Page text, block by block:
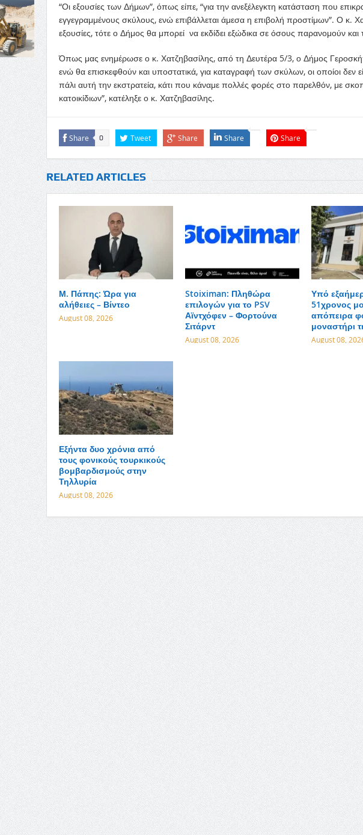
“Οι εξουσίες των Δήμων”, όπως είπε, “για την ανεξέλεγκτη κατάσταση που
εγγεγραμμένους σκύλους, ενώ επιβάλλεται άμεσα η επιβολή προστίμων”. Ο κ.
εξουσίες, τότε ο Δήμος θα μπορεί να εκδίδει εξώδικα σε όσους παρανομούν και
Όπως μας ενημέρωσε ο κ. Χατζηβασίλης, από τη Δευτέρα 5/3, ο Δήμος
ενώ θα επισκεφθούν και υποστατικά, για καταγραφή των σκύλων, οι οποίοι δεν
πάλι αυτή την εκστρατεία, κάτι που κάναμε πολλές φορές στο παρελθόν, με
κατοικίδιων”, κατέληξε ο κ. Χατζηβασίλης.
Share 0 Tweet Share Share Share
RELATED ARTICLES
Μ. Πάπης: Ώρα για
αλήθειες – Βίντεο
August 08, 2026
Stoiximan: Πληθώρα
επιλογών για το PSV
Αϊντχόφεν – Φορτούνα
Σιτάρντ
August 08, 2026
Υπό
51χρονος
απόπειρα
μοναστήρι
August 08,
Εξήντα δυο χρόνια από
τους φονικούς τουρκικούς
βομβαρδισμούς στην
Τηλλυρία
August 08, 2026